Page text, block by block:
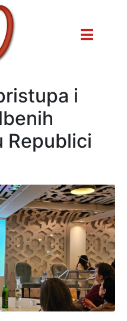
i
Republici